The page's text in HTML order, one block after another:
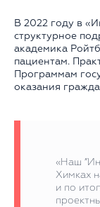
В 2022 году в
структурное
академика
пациентам.
Программам
оказания
«Наш
Химках
и по